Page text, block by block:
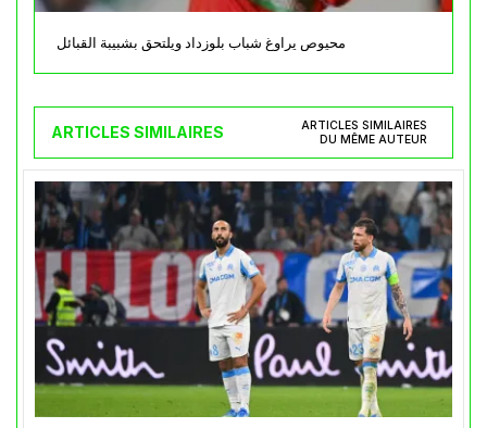
محيوص يراوغ شباب بلوزداد ويلتحق بشبيبة القبائل
ARTICLES SIMILAIRES
ARTICLES SIMILAIRES
DU MÊME AUTEUR